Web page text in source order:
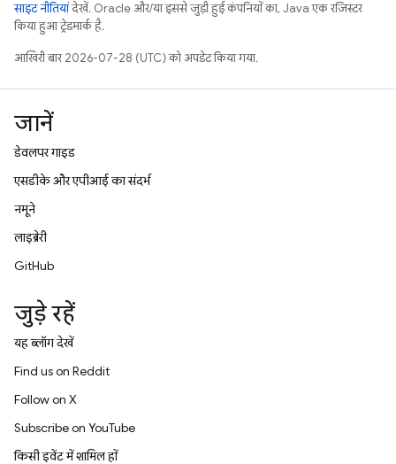
साइट नीतियांदेखें. Oracle और/या इससे जुड़ी हुई कंपनियों का, Java एक रजिस्टर
किया हुआ ट्रेडमार्क है.
आखिरी बार 2026-07-28 (UTC) को अपडेट किया गया.
जानें
डेवलपर गाइड
एसडीके और एपीआई का संदर्भ
नमूने
लाइब्रेरी
GitHub
जुड़े रहें
यह ब्लॉग देखें
Find us on Reddit
Follow on X
Subscribe on YouTube
किसी इवेंट में शामिल हों